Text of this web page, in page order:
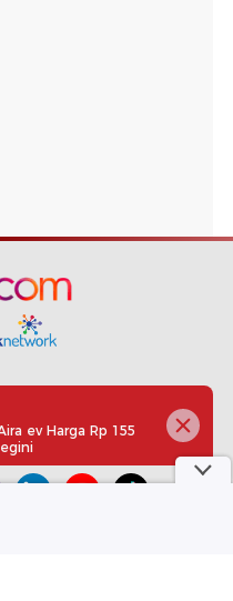
Karir
Kotak Pos
Disclaimer
ev Harga Rp 155